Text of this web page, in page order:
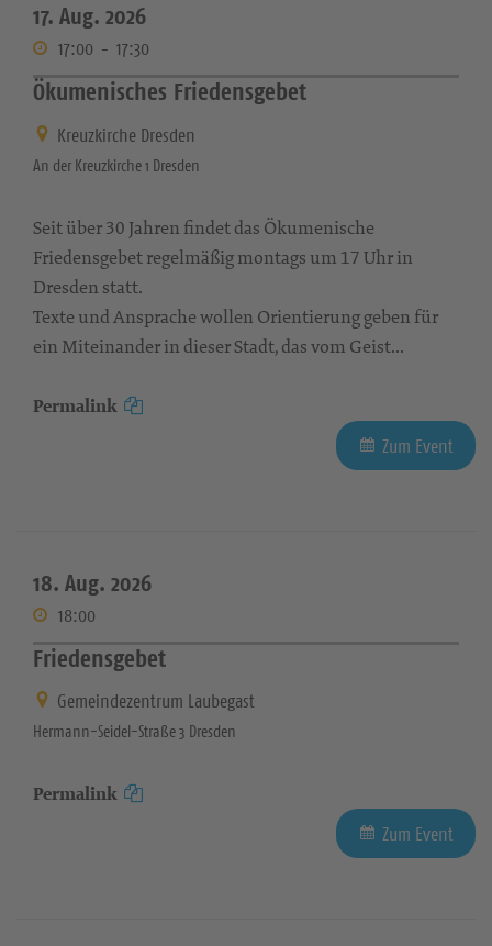
17. Aug. 2026
17:00 - 17:30
Ökumenisches Friedensgebet
Kreuzkirche Dresden
An der Kreuzkirche 1 Dresden
Seit über 30 Jahren findet das Ökumenische
Friedensgebet regelmäßig montags um 17 Uhr in
Dresden statt.
Texte und Ansprache wollen Orientierung geben für
ein Miteinander in dieser Stadt, das vom Geist...
Permalink
Zum Event
18. Aug. 2026
18:00
Friedensgebet
Gemeindezentrum Laubegast
Hermann-Seidel-Straße 3 Dresden
Permalink
Zum Event